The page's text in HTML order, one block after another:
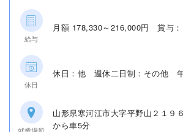
給与
月額 178,330～216,000円 賞与：
休日
休日：他 週休二日制：その他
山形県寒河江市大字平野山２１
から車5分